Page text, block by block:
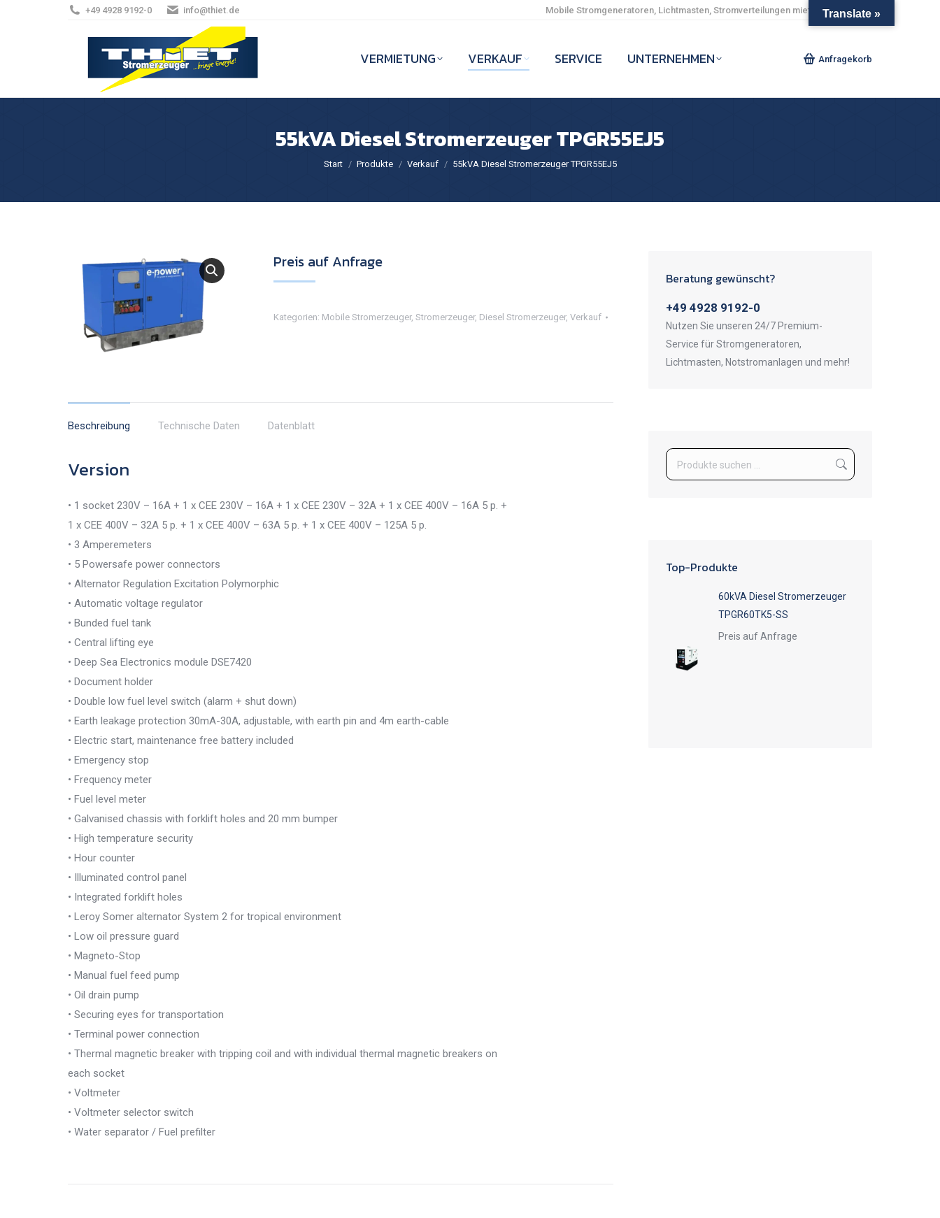
+49 4928 9192-0 info@thiet.de Mobile Stromgeneratoren, Lichtmasten, Stromverteilungen mieten und kaufen.
VERMIETUNG VERKAUF SERVICE UNTERNEHMEN Anfragekorb
55kVA Diesel Stromerzeuger TPGR55EJ5
Sie befinden sich hier:
Start Produkte Verkauf 55kVA Diesel Stromerzeuger TPGR55EJ5
Preis auf Anfrage
Kategorien: Mobile Stromerzeuger, Stromerzeuger, Diesel Stromerzeuger, Verkauf
Beschreibung Technische Daten Datenblatt
Version
• 1 socket 230V – 16A + 1 x CEE 230V – 16A + 1 x CEE 230V – 32A + 1 x CEE 400V – 16A 5 p. +
1 x CEE 400V – 32A 5 p. + 1 x CEE 400V – 63A 5 p. + 1 x CEE 400V – 125A 5 p.
• 3 Amperemeters
• 5 Powersafe power connectors
• Alternator Regulation Excitation Polymorphic
• Automatic voltage regulator
• Bunded fuel tank
• Central lifting eye
• Deep Sea Electronics module DSE7420
• Document holder
• Double low fuel level switch (alarm + shut down)
• Earth leakage protection 30mA-30A, adjustable, with earth pin and 4m earth-cable
• Electric start, maintenance free battery included
• Emergency stop
• Frequency meter
• Fuel level meter
• Galvanised chassis with forklift holes and 20 mm bumper
• High temperature security
• Hour counter
• Illuminated control panel
• Integrated forklift holes
• Leroy Somer alternator System 2 for tropical environment
• Low oil pressure guard
• Magneto-Stop
• Manual fuel feed pump
• Oil drain pump
• Securing eyes for transportation
• Terminal power connection
• Thermal magnetic breaker with tripping coil and with individual thermal magnetic breakers on
each socket
• Voltmeter
• Voltmeter selector switch
• Water separator / Fuel prefilter
Beratung gewünscht?
+49 4928 9192-0
Nutzen Sie unseren 24/7 Premium-
Service für Stromgeneratoren,
Lichtmasten, Notstromanlagen und mehr!
Top-Produkte
60kVA Diesel Stromerzeuger
TPGR60TK5-SS
Preis auf Anfrage
Translate »